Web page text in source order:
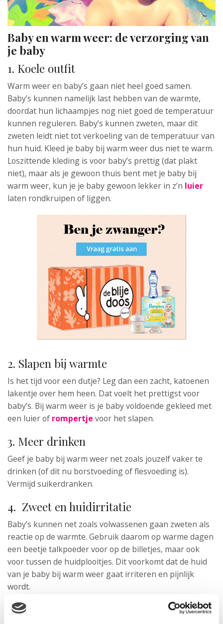
Baby en warm weer: de verzorging van
je baby
1. Koele outfit
Warm weer en baby’s gaan niet heel goed samen.
Baby’s kunnen namelijk last hebben van de warmte,
doordat hun lichaampjes nog niet goed de temperatuur
kunnen reguleren. Baby’s kunnen zweten, maar dit
zweten leidt niet tot verkoeling van de temperatuur van
hun huid. Kleed je baby bij warm weer dus niet te warm.
Loszittende kleding is voor baby’s prettig (dat plakt
niet), maar als je gewoon thuis bent met je baby bij
warm weer, kun je je baby gewoon lekker in z’n luier
laten rondkruipen of liggen.
2. Slapen bij warmte
Is het tijd voor een dutje? Leg dan een zacht, katoenen
lakentje over hem heen. Dat voelt het prettigst voor
baby’s. Bij warm weer is je baby voldoende gekleed met
een luier of rompertje voor het slapen.
3. Meer drinken
Geef je baby bij warm weer net zoals jouzelf vaker te
drinken (of dit nu borstvoeding of flesvoeding is).
Vermijd suikerdranken.
4. Zweet en huidirritatie
Baby’s kunnen net zoals volwassenen gaan zweten als
reactie op de warmte. Gebruik daarom op warme dagen
een beetje talkpoeder voor op de billetjes, maar ook
voor tussen de huidplooitjes. Dit voorkomt dat de huid
van je baby bij warm weer gaat irriteren en pijnlijk
wordt.
5. Verfrissend hapje